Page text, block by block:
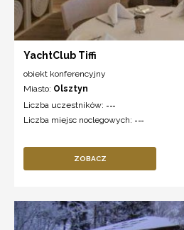
YachtClub Tiffi
obiekt konferencyjny
Miasto: Olsztyn
Liczba uczestników: ---
Liczba miejsc noclegowych: ---
ZOBACZ